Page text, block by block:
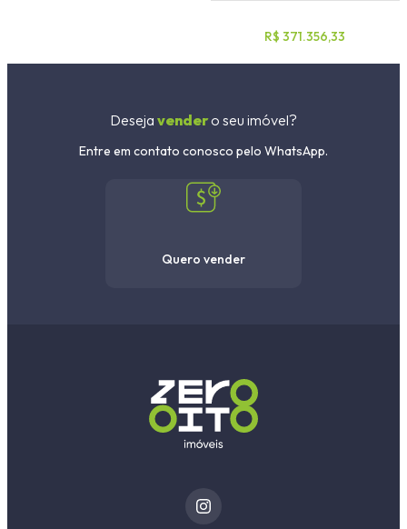
R$ 371.356,33
Deseja vendero seu imóvel?
Entre em contato conosco pelo WhatsApp.
Quero vender